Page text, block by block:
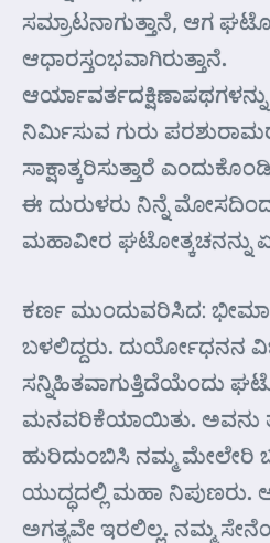
ಸಮ್ರಾಟನಾಗುತ್ತಾನೆ, ಆಗ
ಆಧಾರಸ್ತಂಭವಾಗಿರುತ್ತಾನೆ.
ನಿರ್ಮಿಸುವ ಗುರು
ಸಾಕ್ಷಾತ್ಕರಿಸುತ್ತಾರೆ
ಈ ದುರುಳರು ನಿನ್ನೆ
ಮಹಾವೀರ ಘಟೋತ್ಕಚನನ್ನು
ಕರ್ಣ ಮುಂದುವರಿಸಿದ:
ಬಳಲಿದ್ದರು. ದುರ್ಯೋಧನನ
ಸನ್ನಿಹಿತವಾಗುತ್ತಿದೆಯೆಂದು
ಮನವರಿಕೆಯಾಯಿತು. ಅವನು
ಹುರಿದುಂಬಿಸಿ ನಮ್ಮ ಮೇಲೇರಿ
ಯುದ್ಧದಲ್ಲಿ ಮಹಾ
ಅಗತ್ಯವೇ ಇರಲಿಲ್ಲ. ನಮ್ಮ